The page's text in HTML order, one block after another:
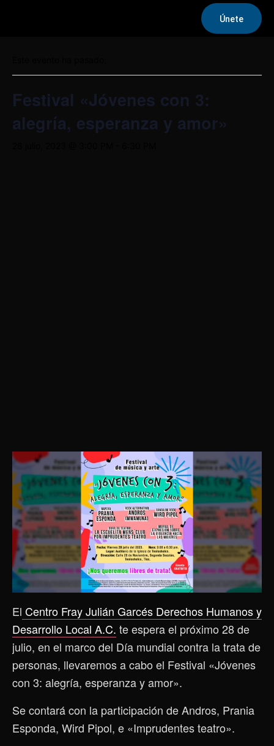
Únete
Festival «Jóvenes con 3:
alegría, esperanza y amor»
El Centro Fray Julián Garcés Derechos Humanos y
Desarrollo Local A.C. te espera el próximo 28 de
julio, en el marco del Día mundial contra la trata de
personas, llevaremos a cabo el Festival «Jóvenes
con 3: alegría, esperanza y amor».
Se contará con la participación de Andros, Prania
Esponda, Wird Pipol, e «Imprudentes teatro».